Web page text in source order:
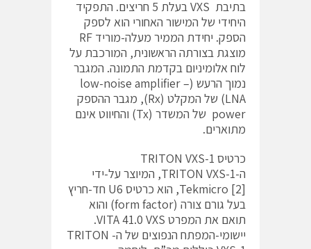
בתיבת VXS בעלת 5 חריצים. התפקיד
היחידי של המישור האחורי הוא לספק
הספק. יחידת הממיר מעלה-מוריד RF
מוצגת בצורתה הראשונית, המורכבת על
לוח אלומיניום בקדמת התמונה. המגבר
נמוך הרעש (low-noise amplifier –
LNA) של המקלט (Rx), מגבר ההספק
power של המשדר (Tx) והחיווט אינם
מתוארים.
כרטיס TRITON VXS-1
ה-TRITON VXS-1, המיוצר על-ידי
[Tekmicro [2, הוא כרטיס U6 חד-חריץ
בעל גורם צורה (form factor) והוא
תואם את המפרט VITA 41.0 VXS.
יישומי-המפתח הנפוצים של ה- TRITON